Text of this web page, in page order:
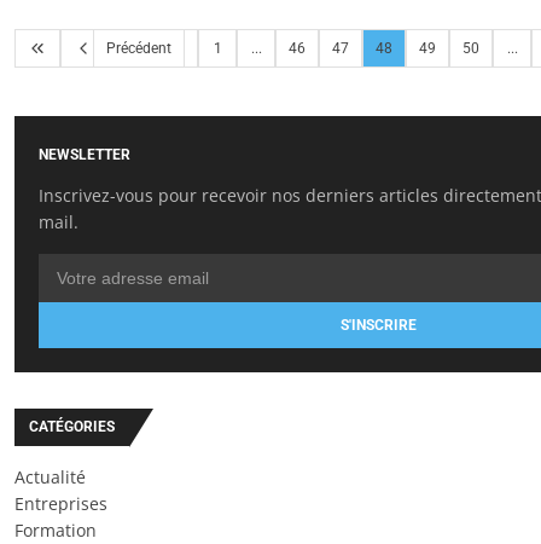
Précédent 1 ... 46 47 48 49 50 ...
NEWSLETTER
Inscrivez-vous pour recevoir nos derniers articles
mail.
S'INSCRIRE
CATÉGORIES
Actualité
Entreprises
Formation